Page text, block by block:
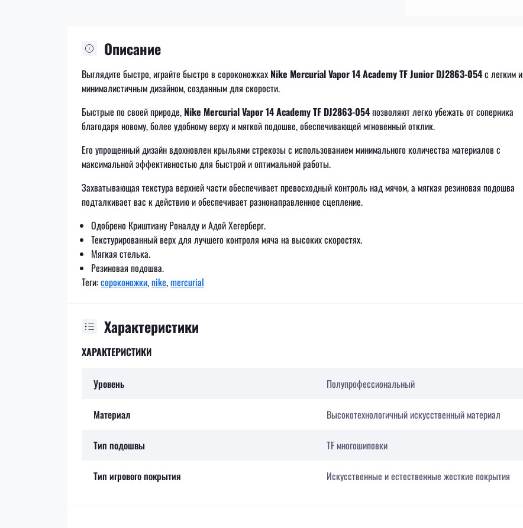
Описание
Выглядите быстро, играйте быстро в сороконожках Nike Mercurial Vapor 14 Academy TF Junior DJ2863-054с легким и
минималистичным дизайном, созданным для скорости.
Быстрые по своей природе, Nike Mercurial Vapor 14 Academy TF DJ2863-054позволяют легко убежать от соперника
благодаря новому, более удобному верху и мягкой подошве, обеспечивающей мгновенный отклик.
Его упрощенный дизайн вдохновлен крыльями стрекозы с использованием минимального количества материалов с
максимальной эффективностью для быстрой и оптимальной работы.
Захватывающая текстура верхней части обеспечивает превосходный контроль над мячом, а мягкая резиновая подошва
подталкивает вас к действию и обеспечивает разнонаправленное сцепление.
Одобрено Криштиану Роналду и Адой Хегерберг.
Текстурированный верх для лучшего контроля мяча на высоких скоростях.
Мягкая стелька.
Резиновая подошва.
Теги:сороконожки,nike,mercurial
Характеристики
ХАРАКТЕРИСТИКИ
Уровень Полупрофессиональный
Материал Высокотехнологичный искусственный материал
Тип подошвы TF многошиповки
Тип игрового покрытия Искусственные и естественные жесткие покрытия